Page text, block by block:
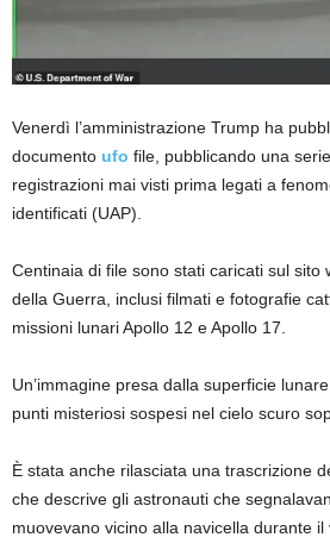
Venerdì l’amministrazione Trump ha
documento ufo file, pubblicando una
registrazioni mai visti prima legati a
identificati (UAP).
Centinaia di file sono stati caricati sul sito
della Guerra, inclusi filmati e fotografie
missioni lunari Apollo 12 e Apollo 17.
Un’immagine presa dalla superficie
punti misteriosi sospesi nel cielo scuro
È stata anche rilasciata una trascrizione
che descrive gli astronauti che
muovevano vicino alla navicella durante il